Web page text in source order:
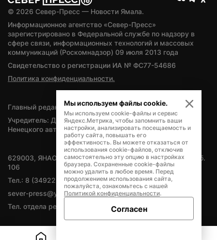
© 2026 Север-Пресс — Новости Ямала.
Информационное агентство «Север-Пресс»
зарегистрировано в Федеральной службе по надзору в
сфере связи, информационных технологий и массовых
коммуникаций (Роскомнадзор) 09 июля 2013 года
Свидетельство о регистрации ИА № ФС77-54686
Политика конфиденциальности.
Главный редактор — А.Л. Поздеев
Учредитель: Департамент внутренней политики Ямало-
Ненецкого автономного округа
629003, ЯНАО, Салехард, мкр. Богдана Кнунянца, д.1, каб.
106
Тел.: 8 (34922) 71262
sever-press@yamal-media.ru
Тел. отдела рекламы: 8 (34922) 42728
Мы используем файлы cookie.
Мы используем cookie-файлы и сервис
Яндекс.Метрика, чтобы запомнить ваши
настройки, анализировать посещаемость и
работу сайта, повышать его
эффективность. Вы можете отказаться от
использования cookie-файлов, отключив
самостоятельно эту опцию в настройках
браузера. Сохраненные cookie-файлы
можно удалить в любое время. Перед
продолжением использования сайта,
пожалуйста, ознакомьтесь с нашей
Политикой конфиденциальности.
Согласен